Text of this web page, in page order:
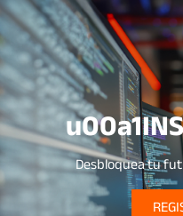
Desbloquea tu